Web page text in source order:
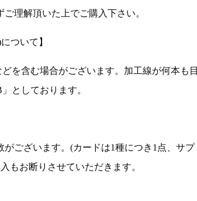
理解頂いた上でご購入下さい。
ついて】
を含む場合がございます。加工線が何本も目
としております。
ございます。(カードは1種につき1点、サプ
もお断りさせていただきます。